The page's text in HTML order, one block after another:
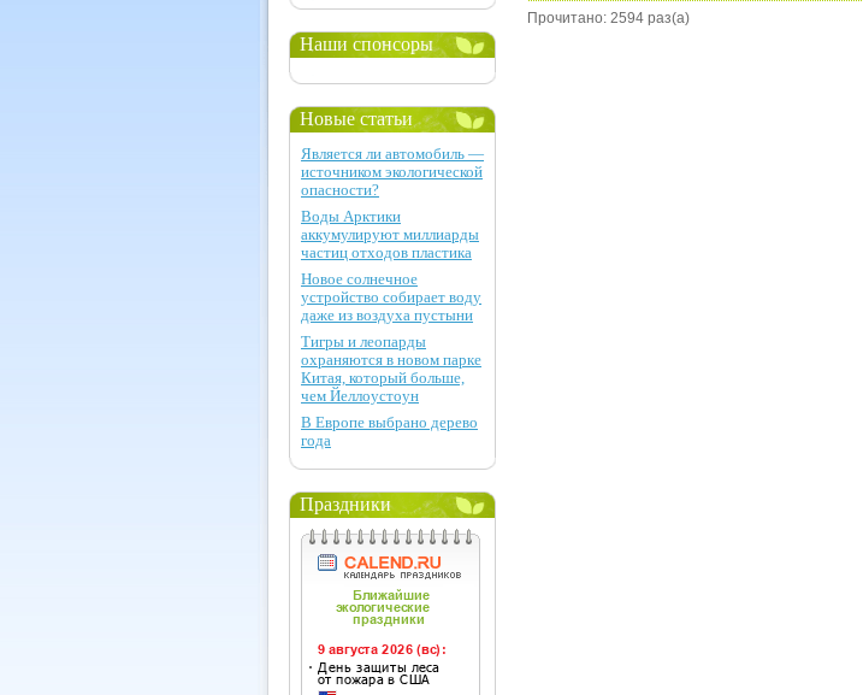
Прочитано: 2594 раз(а)
Наши спонсоры
Новые статьи
Является ли автомобиль —
источником экологической
опасности?
Воды Арктики
аккумулируют миллиарды
частиц отходов пластика
Новое солнечное
устройство собирает воду
даже из воздуха пустыни
Тигры и леопарды
охраняются в новом парке
Китая, который больше,
чем Йеллоустоун
В Европе выбрано дерево
года
Праздники